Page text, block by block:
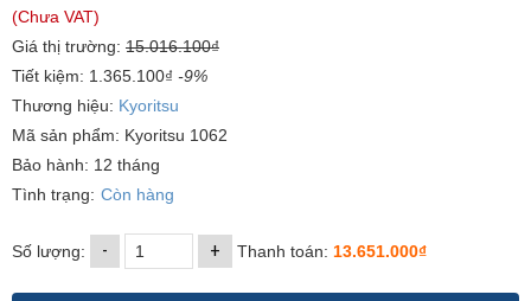
(Chưa VAT)
Giá thị trường: 15.016.100₫
Tiết kiệm: 1.365.100₫ -9%
Thương hiệu: Kyoritsu
Mã sản phẩm: Kyoritsu 1062
Bảo hành: 12 tháng
Tình trạng: Còn hàng
Số lượng: - + Thanh toán: 13.651.000₫